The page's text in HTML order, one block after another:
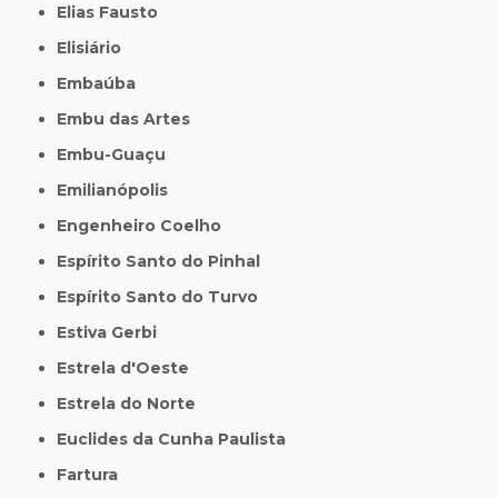
Elias Fausto
Elisiário
Embaúba
Embu das Artes
Embu-Guaçu
Emilianópolis
Engenheiro Coelho
Espírito Santo do Pinhal
Espírito Santo do Turvo
Estiva Gerbi
Estrela d'Oeste
Estrela do Norte
Euclides da Cunha Paulista
Fartura